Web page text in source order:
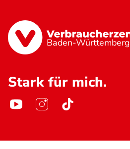
Baden-Württemberg
Stark für mich.